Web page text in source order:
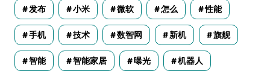
发布 小米 微软 怎么 性能
手机 技术 数智网 新机 旗舰
智能 智能家居 曝光 机器人